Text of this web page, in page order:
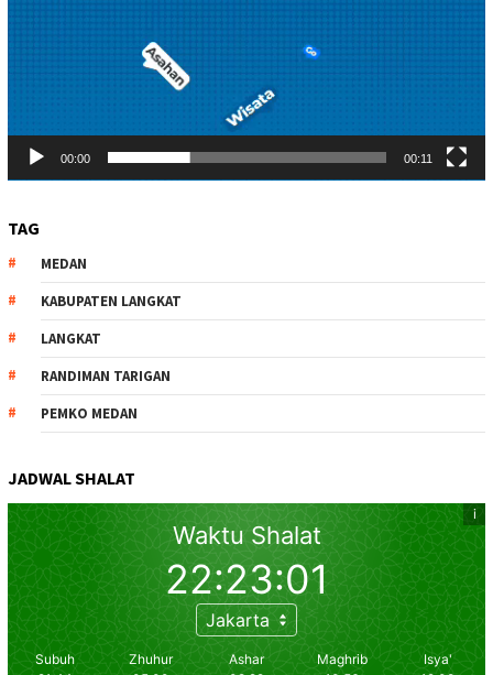
00:00 00:11
TAG
MEDAN
KABUPATEN LANGKAT
LANGKAT
RANDIMAN TARIGAN
PEMKO MEDAN
JADWAL SHALAT